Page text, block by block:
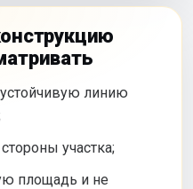
линию
участка;
площадь и не